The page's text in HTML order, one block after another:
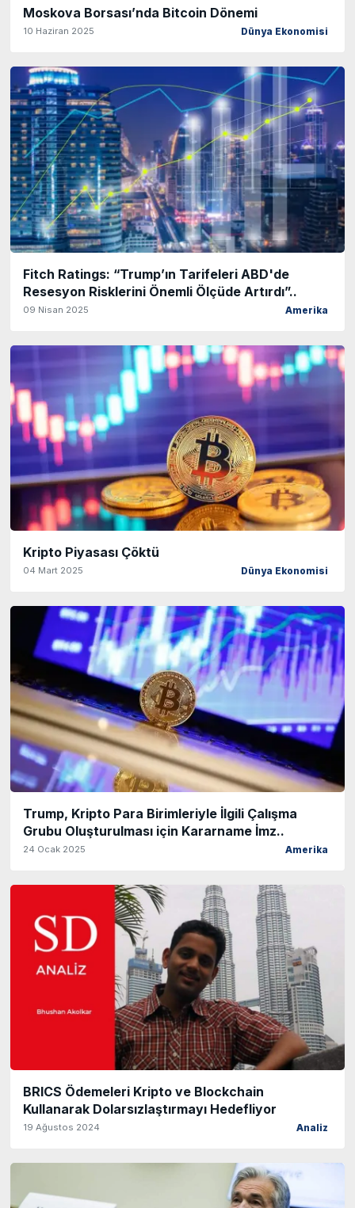
Moskova Borsası’nda Bitcoin Dönemi
10 Haziran 2025 Dünya Ekonomisi
Fitch Ratings: “Trump’ın Tarifeleri ABD'de
Resesyon Risklerini Önemli Ölçüde Artırdı”..
09 Nisan 2025 Amerika
Kripto Piyasası Çöktü
04 Mart 2025 Dünya Ekonomisi
Trump, Kripto Para Birimleriyle İlgili Çalışma
Grubu Oluşturulması için Kararname İmz..
24 Ocak 2025 Amerika
BRICS Ödemeleri Kripto ve Blockchain
Kullanarak Dolarsızlaştırmayı Hedefliyor
19 Ağustos 2024 Analiz